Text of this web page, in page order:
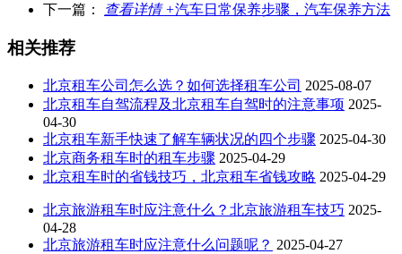
下一篇：
查看详情 +汽车日常保养步骤，汽车保养方法
相关推荐
北京租车公司怎么选？如何选择租车公司 2025-08-07
北京租车自驾流程及北京租车自驾时的注意事项 2025-
04-30
北京租车新手快速了解车辆状况的四个步骤 2025-04-30
北京商务租车时的租车步骤 2025-04-29
北京租车时的省钱技巧，北京租车省钱攻略 2025-04-29
北京旅游租车时应注意什么？北京旅游租车技巧 2025-
04-28
北京旅游租车时应注意什么问题呢？ 2025-04-27